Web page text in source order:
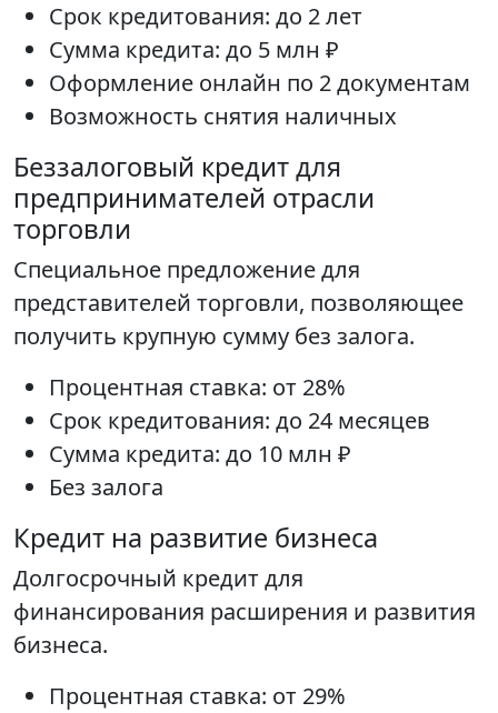
Срок кредитования: до 2 лет
Сумма кредита: до 5 млн ₽
Оформление онлайн по 2 документам
Возможность снятия наличных
Беззалоговый кредит для
предпринимателей отрасли
торговли
Специальное предложение для
представителей торговли, позволяющее
получить крупную сумму без залога.
Процентная ставка: от 28%
Срок кредитования: до 24 месяцев
Сумма кредита: до 10 млн ₽
Без залога
Кредит на развитие бизнеса
Долгосрочный кредит для
финансирования расширения и развития
бизнеса.
Процентная ставка: от 29%